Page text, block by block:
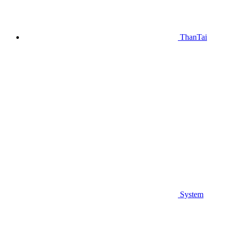
ThanTai
System